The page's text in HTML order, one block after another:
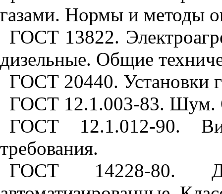
газами. Нормы и методы
ГОСТ 13822.
дизельные. Общие
ГОСТ 20440. Установки
ГОСТ 12.1.003-83. Шум.
ГОСТ 12.1.012-90.
требования.
ГОСТ 14228-80.